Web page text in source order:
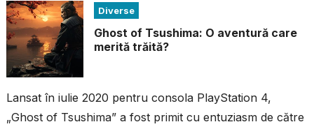
Diverse
Ghost of Tsushima: O aventură care
merită trăită?
Lansat în iulie 2020 pentru consola PlayStation 4,
„Ghost of Tsushima” a fost primit cu entuziasm de către